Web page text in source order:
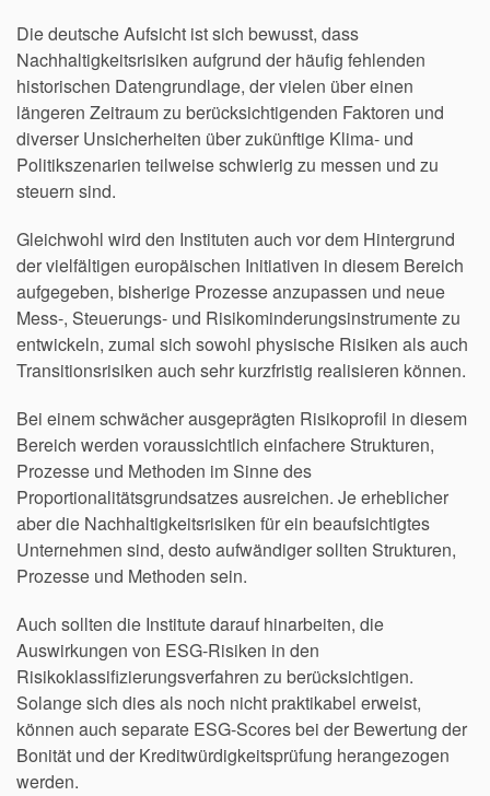
Die deutsche Aufsicht ist sich bewusst, dass
Nachhaltigkeitsrisiken aufgrund der häufig fehlenden
historischen Datengrundlage, der vielen über einen
längeren Zeitraum zu berücksichtigenden Faktoren und
diverser Unsicherheiten über zukünftige Klima- und
Politikszenarien teilweise schwierig zu messen und zu
steuern sind.
Gleichwohl wird den Instituten auch vor dem Hintergrund
der vielfältigen europäischen Initiativen in diesem Bereich
aufgegeben, bisherige Prozesse anzupassen und neue
Mess-, Steuerungs- und Risikominderungsinstrumente zu
entwickeln, zumal sich sowohl physische Risiken als auch
Transitionsrisiken auch sehr kurzfristig realisieren können.
Bei einem schwächer ausgeprägten Risikoprofil in diesem
Bereich werden voraussichtlich einfachere Strukturen,
Prozesse und Methoden im Sinne des
Proportionalitätsgrundsatzes ausreichen. Je erheblicher
aber die Nachhaltigkeitsrisiken für ein beaufsichtigtes
Unternehmen sind, desto aufwändiger sollten Strukturen,
Prozesse und Methoden sein.
Auch sollten die Institute darauf hinarbeiten, die
Auswirkungen von ESG-Risiken in den
Risikoklassifizierungsverfahren zu berücksichtigen.
Solange sich dies als noch nicht praktikabel erweist,
können auch separate ESG-Scores bei der Bewertung der
Bonität und der Kreditwürdigkeitsprüfung herangezogen
werden.